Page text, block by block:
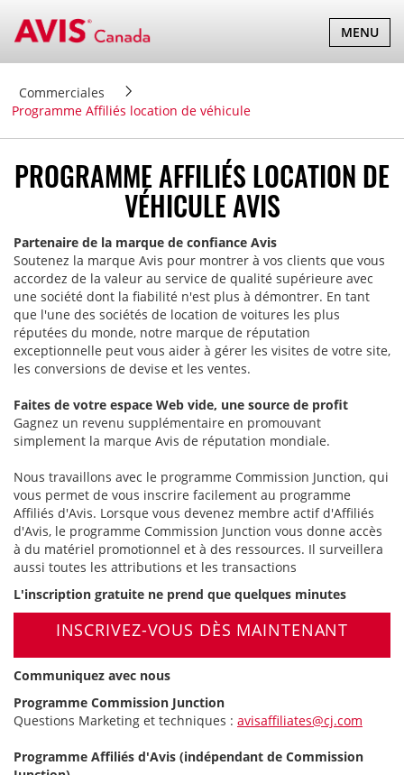
BASCULER
LA
MENU
Commerciales
Programme Affiliés location de véhicule
PROGRAMME AFFILIÉS LOCATION DE
VÉHICULE AVIS
Partenaire de la marque de confiance Avis
Soutenez la marque Avis pour montrer à vos clients que vous
accordez de la valeur au service de qualité supérieure avec
une société dont la fiabilité n'est plus à démontrer. En tant
que l'une des sociétés de location de voitures les plus
réputées du monde, notre marque de réputation
exceptionnelle peut vous aider à gérer les visites de votre site,
les conversions de devise et les ventes.
Faites de votre espace Web vide, une source de profit
Gagnez un revenu supplémentaire en promouvant
simplement la marque Avis de réputation mondiale.
Nous travaillons avec le programme Commission Junction, qui
vous permet de vous inscrire facilement au programme
Affiliés d'Avis. Lorsque vous devenez membre actif d'Affiliés
d'Avis, le programme Commission Junction vous donne accès
à du matériel promotionnel et à des ressources. Il surveillera
aussi toutes les attributions et les transactions
L'inscription gratuite ne prend que quelques minutes
INSCRIVEZ-VOUS DÈS MAINTENANT
Communiquez avec nous
Programme Commission Junction
Questions Marketing et techniques : avisaffiliates@cj.com
Programme Affiliés d'Avis (indépendant de Commission